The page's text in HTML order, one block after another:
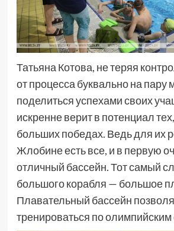
Татьяна Котова, не теряя
от процесса буквально на пару
поделиться успехами своих
искренне верит в потенциал
больших победах. Ведь для их
Жлобине есть все, и в первую
отличный бассейн. Тот самый
большого корабля — большое
Плавательный бассейн
тренироваться по